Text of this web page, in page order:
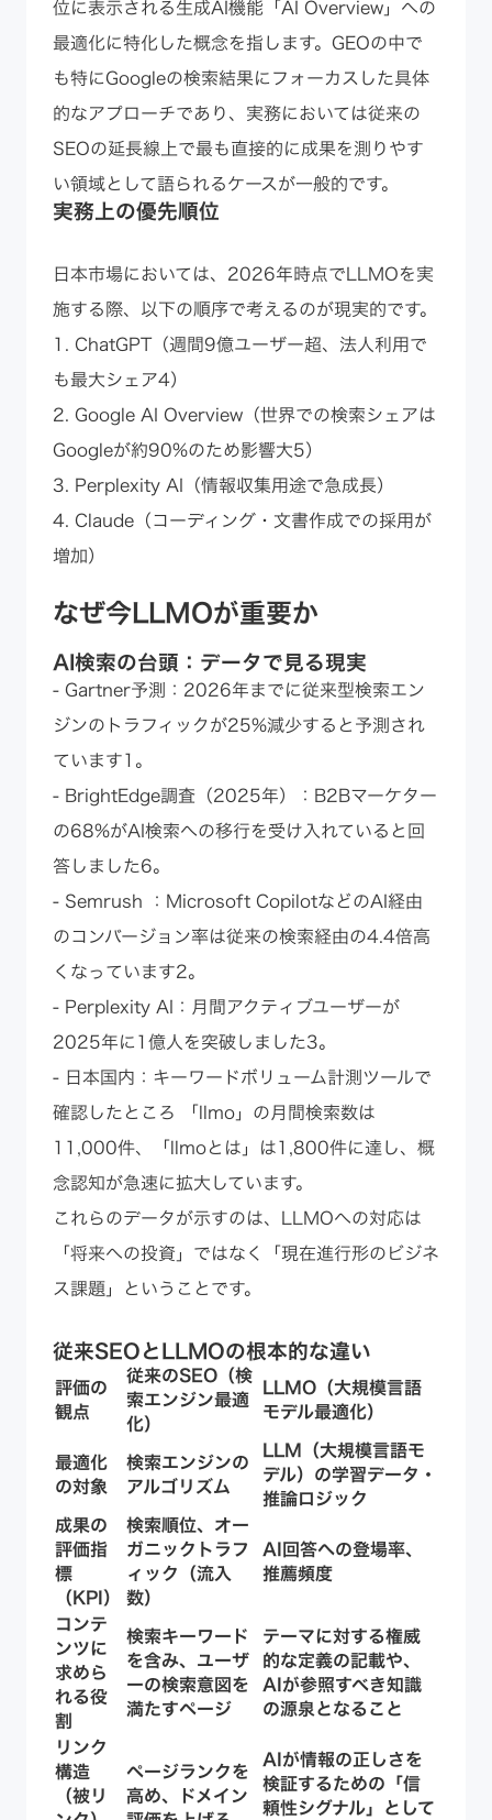
位に表示される生成AI機能「AI Overview」への
最適化に特化した概念を指します。GEOの中で
も特にGoogleの検索結果にフォーカスした具体
的なアプローチであり、実務においては従来の
SEOの延長線上で最も直接的に成果を測りやす
い領域として語られるケースが一般的です。
実務上の優先順位
日本市場においては、2026年時点でLLMOを実
施する際、以下の順序で考えるのが現実的です。
1. ChatGPT（週間9億ユーザー超、法人利用で
も最大シェア4）
2. Google AI Overview（世界での検索シェアは
Googleが約90%のため影響大5）
3. Perplexity AI（情報収集用途で急成長）
4. Claude（コーディング・文書作成での採用が
増加）
なぜ今LLMOが重要か
AI検索の台頭：データで見る現実
- Gartner予測：2026年までに従来型検索エン
ジンのトラフィックが25%減少すると予測され
ています1。
- BrightEdge調査（2025年）：B2Bマーケター
の68%がAI検索への移行を受け入れていると回
答しました6。
- Semrush ：Microsoft CopilotなどのAI経由
のコンバージョン率は従来の検索経由の4.4倍高
くなっています2。
- Perplexity AI：月間アクティブユーザーが
2025年に1億人を突破しました3。
- 日本国内：キーワードボリューム計測ツールで
確認したところ 「llmo」の月間検索数は
11,000件、「llmoとは」は1,800件に達し、概
念認知が急速に拡大しています。
これらのデータが示すのは、LLMOへの対応は
「将来への投資」ではなく「現在進行形のビジネ
ス課題」ということです。
従来SEOとLLMOの根本的な違い
評価の
観点
従来のSEO（検
索エンジン最適
化）
LLMO（大規模言語
モデル最適化）
最適化
の対象
検索エンジンの
アルゴリズム
LLM（大規模言語モ
デル）の学習データ・
推論ロジック
成果の
評価指
標
（KPI）
検索順位、オー
ガニックトラフ
ィック（流入
数）
AI回答への登場率、
推薦頻度
コンテ
ンツに
求めら
れる役
割
検索キーワード
を含み、ユーザ
ーの検索意図を
満たすページ
テーマに対する権威
的な定義の記載や、
AIが参照すべき知識
の源泉となること
リンク
構造
（被リ
ページランクを
高め、ドメイン
AIが情報の正しさを
検証するための「信
頼性シグナル」として